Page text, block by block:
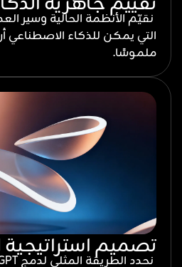
نقيّم الأنظمة الحالية وسير
التي يمكن للذكاء الاصطناعي
ملموسًا.
تصميم استراتيجية